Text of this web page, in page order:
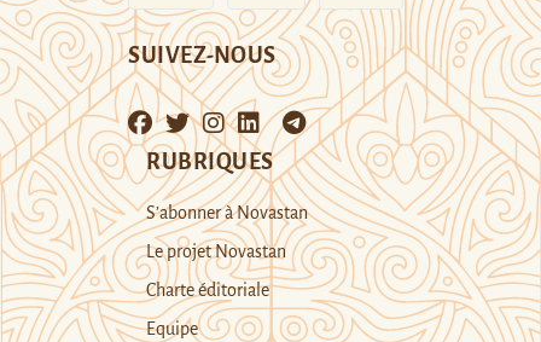
SUIVEZ-NOUS
RUBRIQUES
S’abonner à Novastan
Le projet Novastan
Charte éditoriale
Equipe